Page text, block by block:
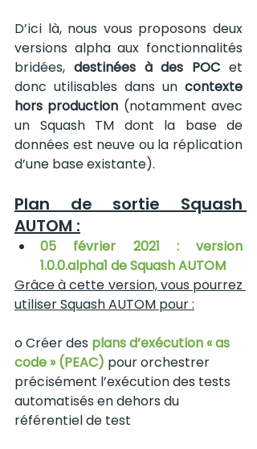
D’ici là, nous vous proposons deux
versions alpha aux fonctionnalités
bridées, destinées à des POC et
donc utilisables dans un contexte
hors production (notamment avec
un Squash TM dont la base de
données est neuve ou la réplication
d’une base existante).
Plan de sortie Squash
AUTOM :
05 février 2021 : version
1.0.0.alpha1 de Squash AUTOM
Grâce à cette version, vous pourrez
utiliser Squash AUTOM pour :
o Créer des plans d’exécution « as
code » (PEAC) pour orchestrer
précisément l’exécution des tests
automatisés en dehors du
référentiel de test